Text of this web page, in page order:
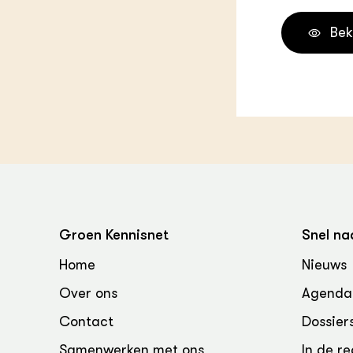
Groen,
bronnen
Groen Kennisnet
Home
Over ons
Contact
Samenwerken met ons
Snel
Nieuws
Agenda
In de